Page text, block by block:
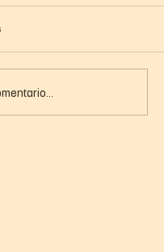
te quiero